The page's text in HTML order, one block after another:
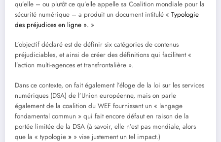
qu’elle – ou plutôt ce qu’elle appelle sa Coalition mondiale pour la
sécurité numérique – a produit un document intitulé « Typologie
des préjudices en ligne ». »
L’objectif déclaré est de définir six catégories de contenus
préjudiciables, et ainsi de créer des définitions qui facilitent «
l’action multi-agences et transfrontalière ».
Dans ce contexte, on fait également l’éloge de la loi sur les services
numériques (DSA) de l’Union européenne, mais on parle
également de la coalition du WEF fournissant un « langage
fondamental commun » qui fait encore défaut en raison de la
portée limitée de la DSA (à savoir, elle n’est pas mondiale, alors
que la « typologie » » vise justement un tel impact.)